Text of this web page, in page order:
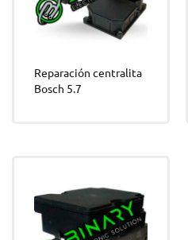
Reparación centralita
Bosch 5.7